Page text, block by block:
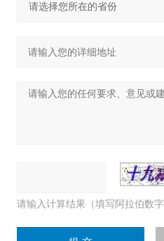
请输入计算结果（填写阿拉伯数